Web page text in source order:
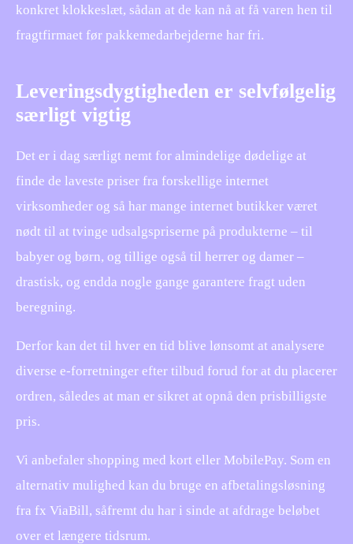
konkret klokkeslæt, sådan at de kan nå at få varen hen til
fragtfirmaet før pakkemedarbejderne har fri.
Leveringsdygtigheden er selvfølgelig
særligt vigtig
Det er i dag særligt nemt for almindelige dødelige at
finde de laveste priser fra forskellige internet
virksomheder og så har mange internet butikker været
nødt til at tvinge udsalgspriserne på produkterne – til
babyer og børn, og tillige også til herrer og damer –
drastisk, og endda nogle gange garantere fragt uden
beregning.
Derfor kan det til hver en tid blive lønsomt at analysere
diverse e-forretninger efter tilbud forud for at du placerer
ordren, således at man er sikret at opnå den prisbilligste
pris.
Vi anbefaler shopping med kort eller MobilePay. Som en
alternativ mulighed kan du bruge en afbetalingsløsning
fra fx ViaBill, såfremt du har i sinde at afdrage beløbet
over et længere tidsrum.